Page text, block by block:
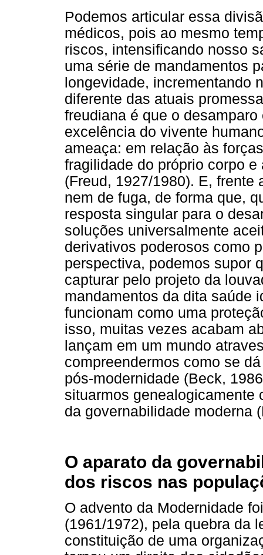
Podemos articular essa
médicos, pois ao mesmo
riscos, intensificando nosso
uma série de mandamentos
longevidade, incrementando
diferente das atuais
freudiana é que o
excelência do vivente
ameaça: em relação às
fragilidade do próprio corpo
(Freud, 1927/1980). E,
nem de fuga, de forma que,
resposta singular para o
soluções universalmente
derivativos poderosos como
perspectiva, podemos supor
capturar pelo projeto da
mandamentos da dita saúde
funcionam como uma
isso, muitas vezes acabam
lançam em um mundo
compreendermos como se
pós-modernidade (Beck,
situarmos genealogicamente
da governabilidade moderna
O aparato da
dos riscos nas
O advento da Modernidade
(1961/1972), pela quebra da
constituição de uma